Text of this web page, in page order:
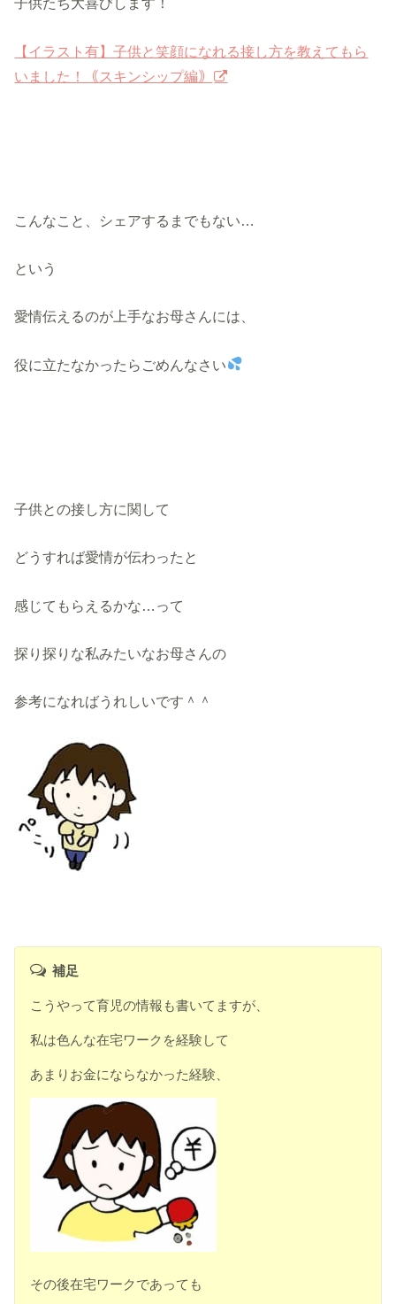
【イラスト有】子供と笑顔になれる接し方を教えてもら
いました！｟スキンシップ編｠
こんなこと、シェアするまでもない…
という
愛情伝えるのが上手なお母さんには、
役に立たなかったらごめんなさい
子供との接し方に関して
どうすれば愛情が伝わったと
感じてもらえるかな…って
探り探りな私みたいなお母さんの
参考になればうれしいです＾＾
補足
こうやって育児の情報も書いてますが、
私は色んな在宅ワークを経験して
あまりお金にならなかった経験、
その後在宅ワークであっても